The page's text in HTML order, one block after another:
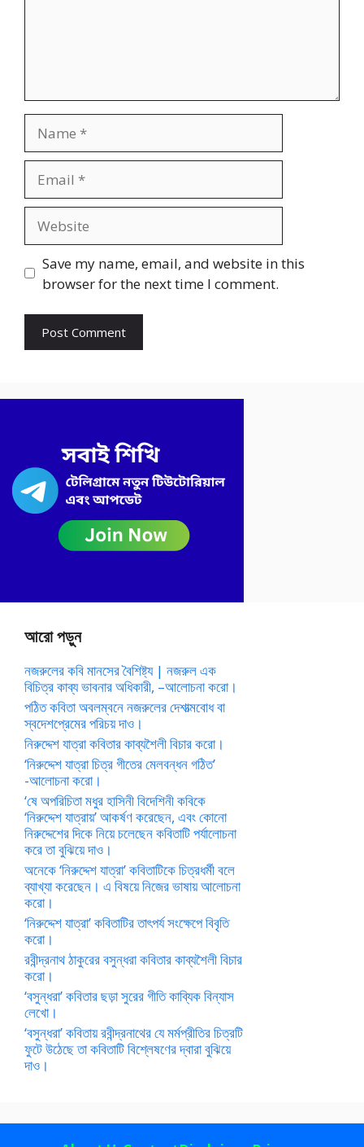
Save my name, email, and website in this
browser for the next time I comment.
আরো পড়ুন
নজরুলের কবি মানসের বৈশিষ্ট্য | নজরুল এক
বিচিত্র কাব্য ভাবনার অধিকারী, –আলোচনা করো।
পঠিত কবিতা অবলম্বনে নজরুলের দেশাত্মবোধ বা
স্বদেশপ্রেমের পরিচয় দাও।
নিরুদ্দেশ যাত্রা কবিতার কাব্যশৈলী বিচার করো।
‘নিরুদ্দেশ যাত্রা চিত্র গীতের মেলবন্ধন গঠিত’
-আলোচনা করো।
‘ষে অপরিচিতা মধুর হাসিনী বিদেশিনী কবিকে
‘নিরুদ্দেশ যাত্রায়’ আকর্ষণ করেছেন, এবং কোনো
নিরুদ্দেশের দিকে নিয়ে চলেছেন কবিতাটি পর্যালোচনা
করে তা বুঝিয়ে দাও।
অনেকে ‘নিরুদ্দেশ যাত্রা’ কবিতাটিকে চিত্রধর্মী বলে
ব্যাখ্যা করেছেন। এ বিষয়ে নিজের ভাষায় আলোচনা
করো।
‘নিরুদ্দেশ যাত্রা’ কবিতাটির তাৎপর্য সংক্ষেপে বিবৃতি
করো।
রবীন্দ্রনাথ ঠাকুরের বসুন্ধরা কবিতার কাব্যশৈলী বিচার
করো।
‘বসুন্ধরা’ কবিতার ছড়া সুরের গীতি কাব্যিক বিন্যাস
লেখো।
‘বসুন্ধরা’ কবিতায় রবীন্দ্রনাথের যে মর্মপ্রীতির চিত্রটি
ফুটে উঠেছে তা কবিতাটি বিশ্লেষণের দ্বারা বুঝিয়ে
দাও।